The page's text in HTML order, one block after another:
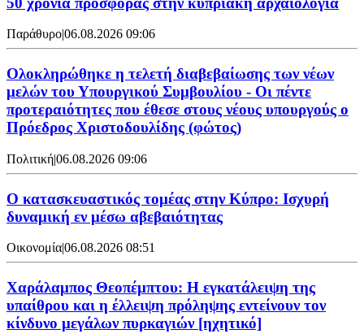
Παράθυρο|06.08.2026 09:06
Ολοκληρώθηκε η τελετή διαβεβαίωσης των νέων
μελών του Υπουργικού Συμβουλίου - Οι πέντε
προτεραιότητες που έθεσε στους νέους υπουργούς ο
Πρόεδρος Χριστοδουλίδης (φώτος)
Πολιτική|06.08.2026 09:06
Ο κατασκευαστικός τομέας στην Κύπρο: Ισχυρή
δυναμική εν μέσω αβεβαιότητας
Οικονομία|06.08.2026 08:51
Χαράλαμπος Θεοπέμπτου: Η εγκατάλειψη της
υπαίθρου και η έλλειψη πρόληψης εντείνουν τον
κίνδυνο μεγάλων πυρκαγιών [ηχητικό]